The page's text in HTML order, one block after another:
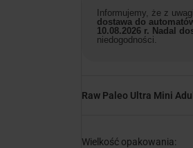
Informujemy, że z
dostawa do
10.08.2026 r. Nadal
niedogodności.
Raw Paleo Ultra Mini
Wielkość opakowania: